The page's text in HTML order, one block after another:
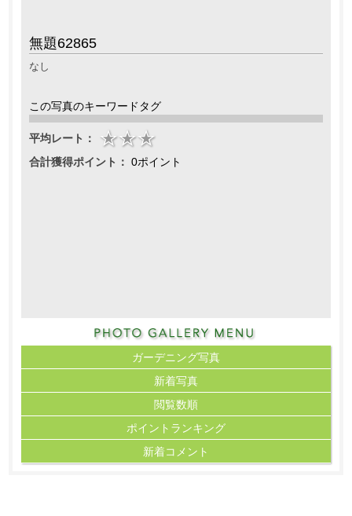
無題62865
なし
この写真のキーワードタグ
平均レート：
合計獲得ポイント： 0ポイント
ガーデニング写真
新着写真
閲覧数順
ポイント ランキング
新着コメント